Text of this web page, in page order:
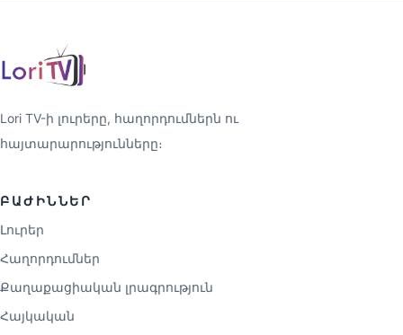
Lori TV-ի լուրերը, հաղորդումներն ու
հայտարարությունները։
ԲԱԺԻՆՆԵՐ
Լուրեր
Հաղորդումներ
Քաղաքացիական լրագրություն
Հայկական